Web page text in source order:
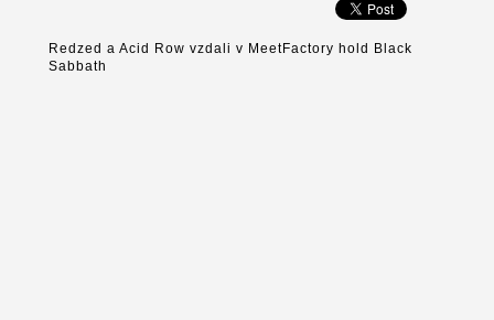
Redzed a Acid Row vzdali v MeetFactory hold Black
Sabbath